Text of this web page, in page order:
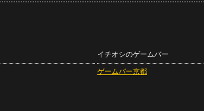
イチオシのゲームバー
ゲームバー京都